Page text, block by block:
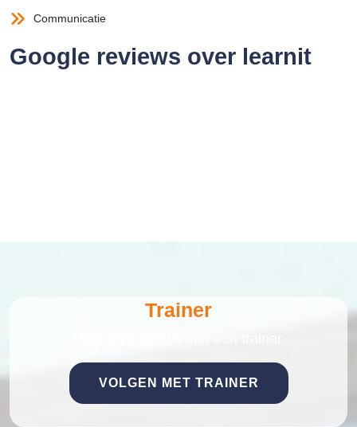
Communicatie
Google reviews over learnit
Trainer
VOLGEN MET TRAINER